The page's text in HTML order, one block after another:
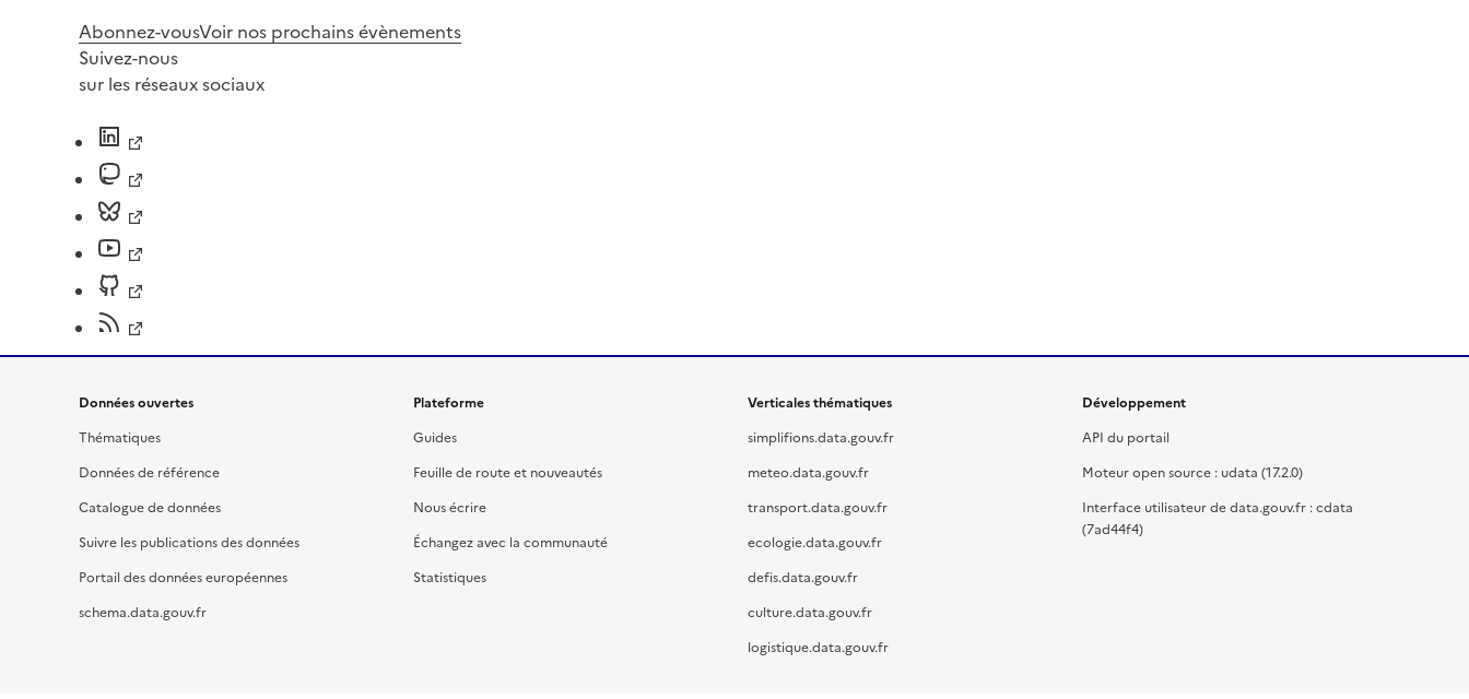
Abonnez-vousVoir nos prochains évènements
Suivez-nous
sur les réseaux sociaux
Données ouvertes
Thématiques
Données de référence
Catalogue de données
Suivre les publications des données
Portail des données européennes
schema.data.gouv.fr
Plateforme
Guides
Feuille de route et nouveautés
Nous écrire
Échangez avec la communauté
Statistiques
Verticales thématiques
simplifions.data.gouv.fr
meteo.data.gouv.fr
transport.data.gouv.fr
ecologie.data.gouv.fr
defis.data.gouv.fr
culture.data.gouv.fr
logistique.data.gouv.fr
Développement
API du portail
Moteur open source : udata (17.2.0)
Interface utilisateur de data.gouv.fr : cdata
(7ad44f4)